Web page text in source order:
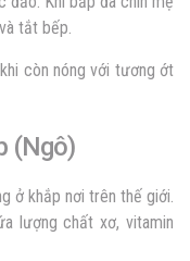
tắt bếp.
còn nóng với tương ớt
(Ngô)
ở khắp nơi trên thế giới.
lượng chất xơ, vitamin